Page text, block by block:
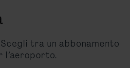
tra un abbonamento